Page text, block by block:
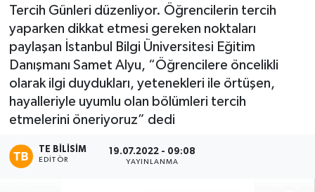
Tercih Günleri düzenliyor. Öğrencilerin tercih
yaparken dikkat etmesi gereken noktaları
paylaşan İstanbul Bilgi Üniversitesi Eğitim
Danışmanı Samet Alyu, “Öğrencilere öncelikli
olarak ilgi duydukları, yetenekleri ile örtüşen,
hayalleriyle uyumlu olan bölümleri tercih
etmelerini öneriyoruz” dedi
TE BILISIM
EDITÖR
19.07.2022 - 09:08
YAYINLANMA